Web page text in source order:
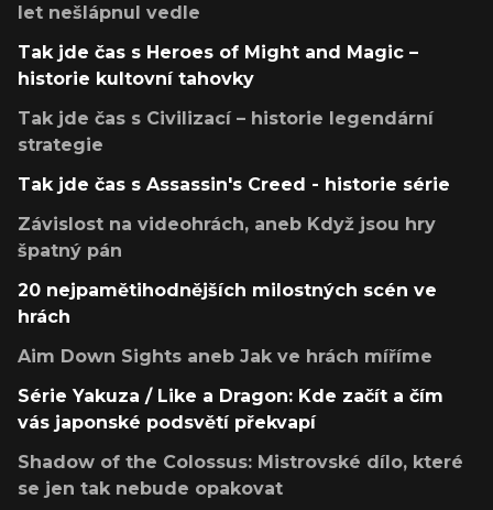
let nešlápnul vedle
Tak jde čas s Heroes of Might and Magic –
historie kultovní tahovky
Tak jde čas s Civilizací – historie legendární
strategie
Tak jde čas s Assassin's Creed - historie série
Závislost na videohrách, aneb Když jsou hry
špatný pán
20 nejpamětihodnějších milostných scén ve
hrách
Aim Down Sights aneb Jak ve hrách míříme
Série Yakuza / Like a Dragon: Kde začít a čím
vás japonské podsvětí překvapí
Shadow of the Colossus: Mistrovské dílo, které
se jen tak nebude opakovat